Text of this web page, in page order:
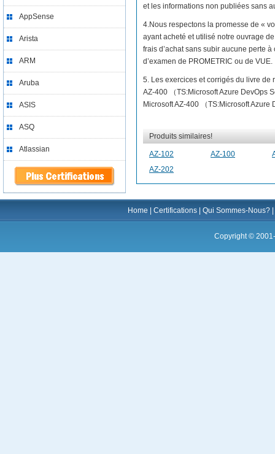
AppSense
Arista
ARM
Aruba
ASIS
ASQ
Atlassian
et les informations non publiées sans
4.Nous respectons la promesse de «
ayant acheté et utilisé notre ouvrage
frais d’achat sans subir aucune perte
d’examen de PROMETRIC ou de VUE.
5. Les exercices et corrigés du livre de
AZ-400 （TS:Microsoft Azure DevOps
Microsoft AZ-400 （TS:Microsoft
Produits similaires!
AZ-102 AZ-100
AZ-202
Home Certifications Qui Sommes-Nous?
Copyright ©